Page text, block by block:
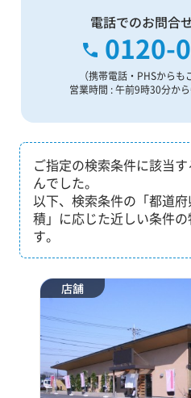
電話でのお問合
0120-
（携帯電話・PHSからも
営業時間 : 午前9時30分か
ご指定の検索条件に該当
んでした。
以下、検索条件の「都道
積」に応じた近しい条件
す。
店舗